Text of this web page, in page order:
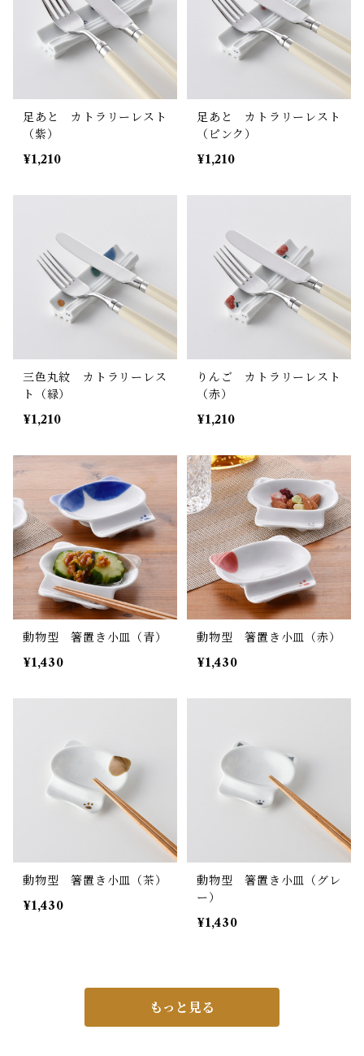
足あと カトラリーレスト
（紫）
¥1,210
足あと カトラリーレスト
（ピンク）
¥1,210
三色丸紋 カトラリーレス
ト（緑）
¥1,210
りんご カトラリーレスト
（赤）
¥1,210
動物型 箸置き小皿（青）
¥1,430
動物型 箸置き小皿（赤）
¥1,430
動物型 箸置き小皿（茶）
¥1,430
動物型 箸置き小皿（グレ
ー）
¥1,430
もっと見る